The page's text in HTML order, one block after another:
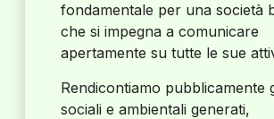
fondamentale per una società
che si impegna a comunicare
apertamente su tutte le sue
Rendicontiamo pubblicamente
sociali e ambientali generati,